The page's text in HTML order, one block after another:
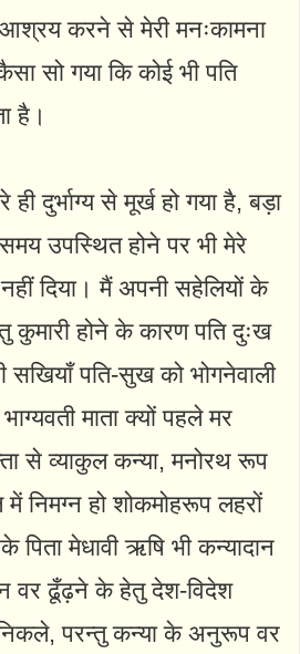
करने से मेरी मनःकामना
सो गया कि कोई भी पति
है।
ही दुर्भाग्य से मूर्ख हो गया है, बड़ा
उपस्थित होने पर भी मेरे
दिया। मैं अपनी सहेलियों के
कुमारी होने के कारण पति दुःख
पति-सुख को भोगनेवाली
माता क्यों पहले मर
से व्याकुल कन्या, मनोरथ रूप
निमग्न हो शोकमोहरूप लहरों
पिता मेधावी ऋषि भी कन्यादान
वर ढूँढ़ने के हेतु देश-विदेश
परन्तु कन्या के अनुरूप वर